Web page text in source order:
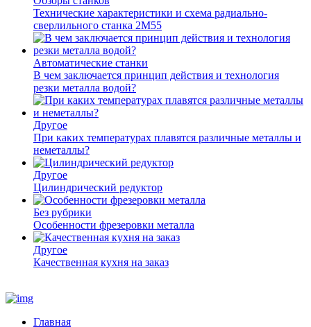
Технические характеристики и схема радиально-
сверлильного станка 2М55
Автоматические станки
В чем заключается принцип действия и технология
резки металла водой?
Другое
При каких температурах плавятся различные металлы и
неметаллы?
Другое
Цилиндрический редуктор
Без рубрики
Особенности фрезеровки металла
Другое
Качественная кухня на заказ
Главная